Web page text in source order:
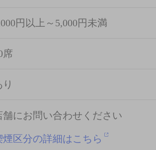
円以上～5,000円未満
席
り
舗にお問い合わせください
煙区分の詳細はこちら